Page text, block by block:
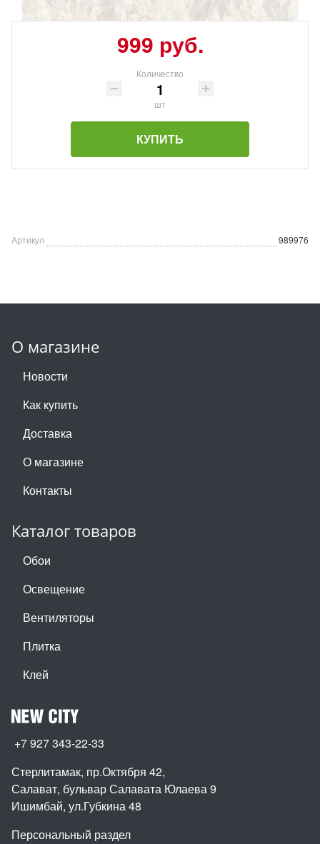
999 руб.
Количество
шт
КУПИТЬ
Артикул 989976
О магазине
Новости
Как купить
Доставка
О магазине
Контакты
Каталог товаров
Обои
Освещение
Вентиляторы
Плитка
Клей
+7 927 343-22-33
Стерлитамак, пр.Октября 42,
Салават, бульвар Салавата Юлаева 9
Ишимбай, ул.Губкина 48
Персональный раздел